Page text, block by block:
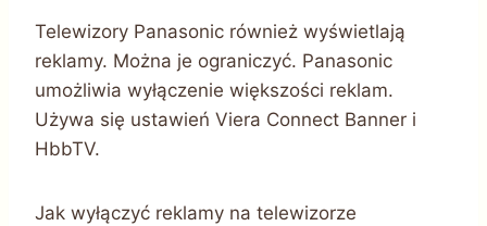
Telewizory Panasonic również wyświetlają
reklamy. Można je ograniczyć. Panasonic
umożliwia wyłączenie większości reklam.
Używa się ustawień Viera Connect Banner i
HbbTV.
Jak wyłączyć reklamy na telewizorze